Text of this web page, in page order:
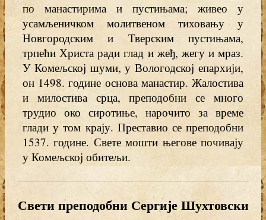
по манастирима и пустињама; живео у
усамљеничком молитвеном тиховању у
Новгородским и Тверским пустињама,
трпећи Христа ради глад и жеђ, жегу и мраз.
У Комељској шуми, у Вологодској епархији,
он 1498. године основа манастир. Жалостива
и милостива срца, преподобни се много
трудио око сиротиње, нарочито за време
глади у том крају. Преставио се преподобни
1537. године. Свете мошти његове почивају
у Комељској обитељи.
Свети преподобни Сергије Шухтовски